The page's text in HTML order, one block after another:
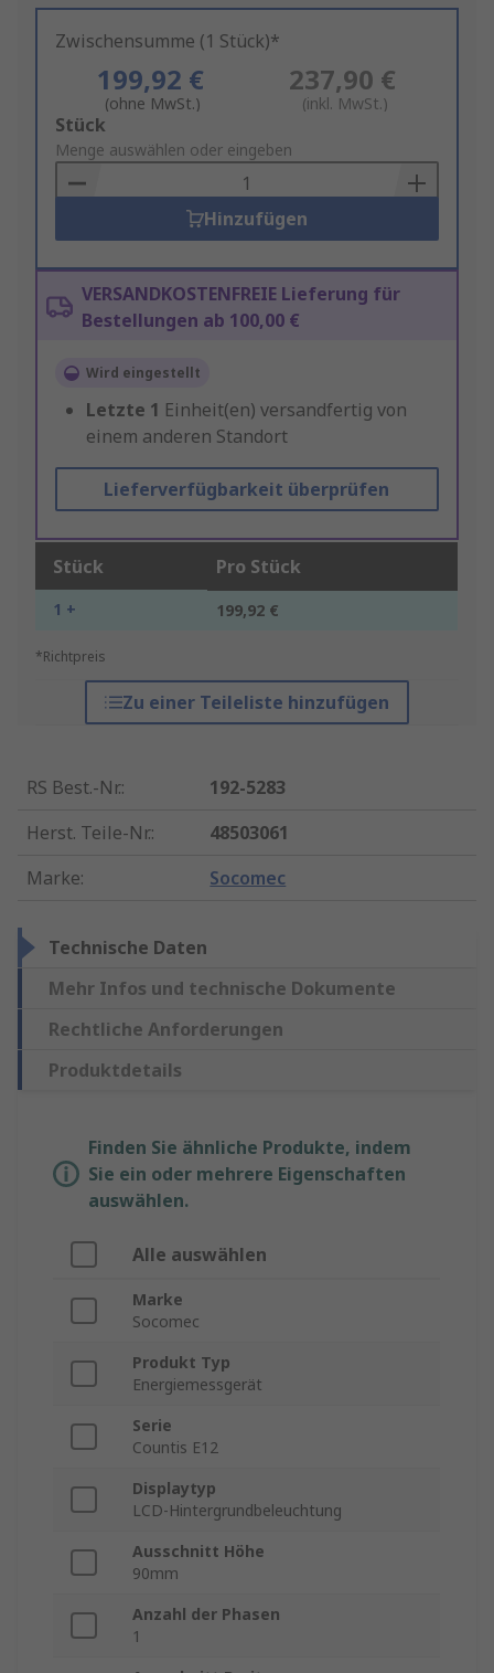
Zwischensumme (1 Stück)*
199,92 €
(ohne MwSt.)
237,90 €
(inkl. MwSt.)
Add
to
Basket
Stück
Menge auswählen oder eingeben
Hinzufügen
VERSANDKOSTENFREIE Lieferung für
Bestellungen ab 100,00 €
Wird eingestellt
Letzte 1 Einheit(en) versandfertig von
einem anderen Standort
Lieferverfügbarkeit überprüfen
Stück Pro Stück
1 + 199,92 €
*Richtpreis
Zu einer Teileliste hinzufügen
RS Best.-Nr.:
192-5283
Herst. Teile-Nr.:
48503061
Marke: Socomec
Technische Daten
Mehr Infos und technische Dokumente
Rechtliche Anforderungen
Produktdetails
Finden Sie ähnliche Produkte, indem
Sie ein oder mehrere Eigenschaften
auswählen.
Alle auswählen
Marke
Socomec
Produkt Typ
Energiemessgerät
Serie
Countis E12
Displaytyp
LCD-Hintergrundbeleuchtung
Ausschnitt Höhe
90mm
Anzahl der Phasen
1